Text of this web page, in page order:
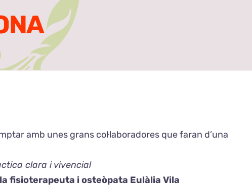
amb unes grans col·laboradores que faran d’una
clara i vivencial
la fisioterapeuta i osteòpata Eulàlia Vila